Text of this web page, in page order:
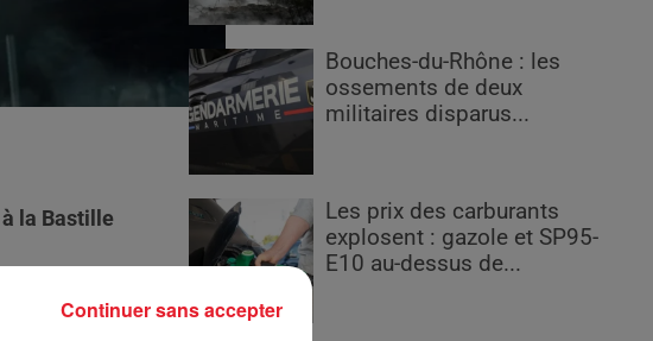
la Bastille
avec des
Bouches-du-Rhône : les
ossements de deux
militaires disparus...
Les prix des carburants
explosent : gazole et SP95-
E10 au-dessus de...
Continuer sans accepter